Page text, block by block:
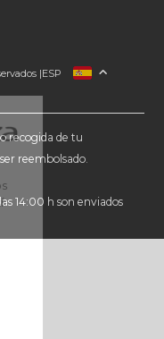
|
FRANCIA
ALEMANIA
PAÍSES BAJOS
SUIZA
ESP
recogida de tu
reembolsado.
14:00 h son enviados